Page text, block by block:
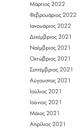
Μάρτιος 2022
Φεβρουάριος 2022
Ιανουάριος 2022
Δεκέμβριος 2021
Νοέμβριος 2021
Οκτώβριος 2021
Σεπτέμβριος 2021
Αύγουστος 2021
Ιούλιος 2021
Ιούνιος 2021
Μάιος 2021
Απρίλιος 2021